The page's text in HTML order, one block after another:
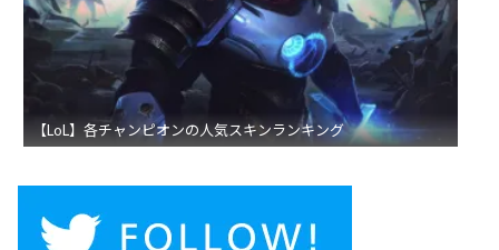
【LoL】各チャンピオンの人気スキンランキング